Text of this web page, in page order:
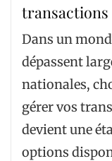
Dans un
dépassent
nationales,
gérer vos
devient une
options